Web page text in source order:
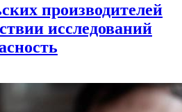
производителей
исследований